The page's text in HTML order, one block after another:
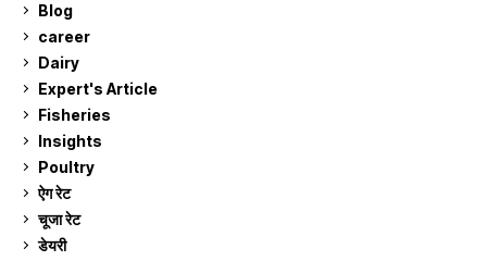
Blog
career
Dairy
Expert's Article
Fisheries
Insights
Poultry
ऐग रेट
चूजा रेट
डेयरी